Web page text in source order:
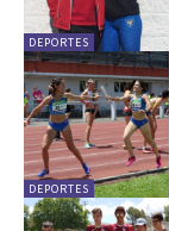
DEPORTES
DEPORTES